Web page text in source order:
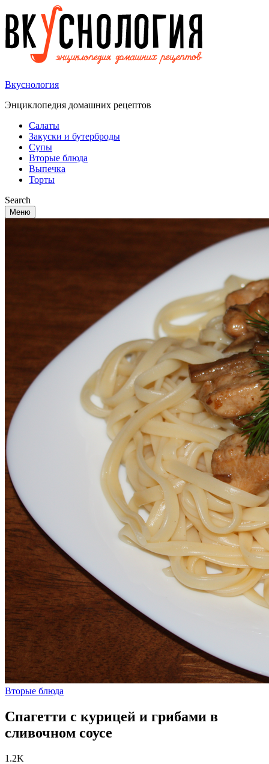
Вкуснология
Энциклопедия домашних рецептов
Салаты
Закуски и бутерброды
Супы
Вторые блюда
Выпечка
Торты
Search
Меню
Вторые блюда
Спагетти с курицей и грибами в
сливочном соусе
1.2K